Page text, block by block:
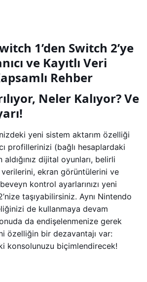
1’den Switch 2’ye
ve Kayıtlı Veri
Rehber
Neler Kalıyor? Ve
yeni sistem aktarım özelliği
profillerinizi (bağlı hesaplardaki
dijital oyunları, belirli
ekran görüntülerini ve
kontrol ayarlarınızı yeni
taşıyabilirsiniz. Aynı Nintendo
de kullanmaya devam
da endişelenmenize gerek
özelliğin bir dezavantajı var:
konsolunuzu biçimlendirecek!